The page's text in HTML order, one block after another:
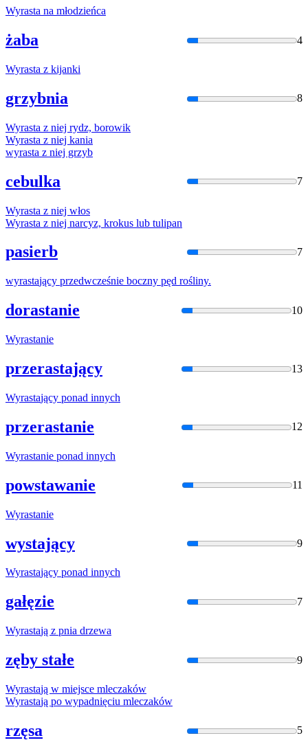
Wyrasta na młodzieńca
żaba 4
Wyrasta z kijanki
grzybnia 8
Wyrasta z niej rydz, borowik
Wyrasta z niej kania
wyrasta z niej grzyb
cebulka 7
Wyrasta z niej włos
Wyrasta z niej narcyz, krokus lub tulipan
pasierb 7
wyrastający przedwcześnie boczny pęd rośliny.
dorastanie 10
Wyrastanie
przerastający 13
Wyrastający ponad innych
przerastanie 12
Wyrastanie ponad innych
powstawanie 11
Wyrastanie
wystający 9
Wyrastający ponad innych
gałęzie 7
Wyrastają z pnia drzewa
zęby stałe 9
Wyrastają w miejsce mleczaków
Wyrastają po wypadnięciu mleczaków
rzęsa 5